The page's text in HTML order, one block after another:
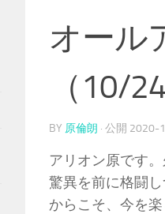
オール
（10/24
BY 原倫朗 · 公開 2020-
アリオン原です
驚異を前に格闘
からこそ、今を